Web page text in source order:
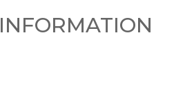
INFORMATION